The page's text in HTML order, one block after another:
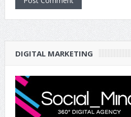
DIGITAL MARKETING